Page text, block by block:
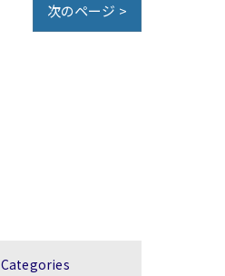
次のページ >
Categories